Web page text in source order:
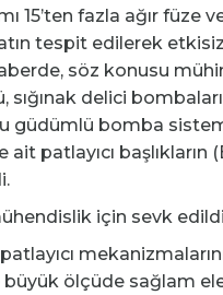
15’ten fazla ağır füze
tespit edilerek
söz konusu
sığınak delici
güdümlü bomba
ait patlayıcı başlıkların
için sevk edildi
büyük ölçüde sağlam